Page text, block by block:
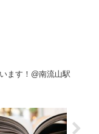
ます！@南流山駅